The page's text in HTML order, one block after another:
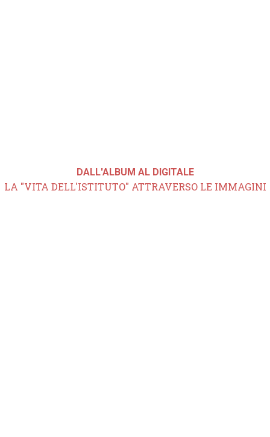
DALL'ALBUM AL DIGITALE
LA "VITA DELL'ISTITUTO" ATTRAVERSO LE IMMAGINI